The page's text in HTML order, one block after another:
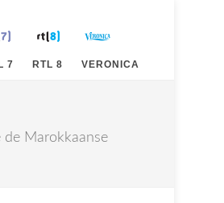
7 RTL 8 VERONICA
de Marokkaanse